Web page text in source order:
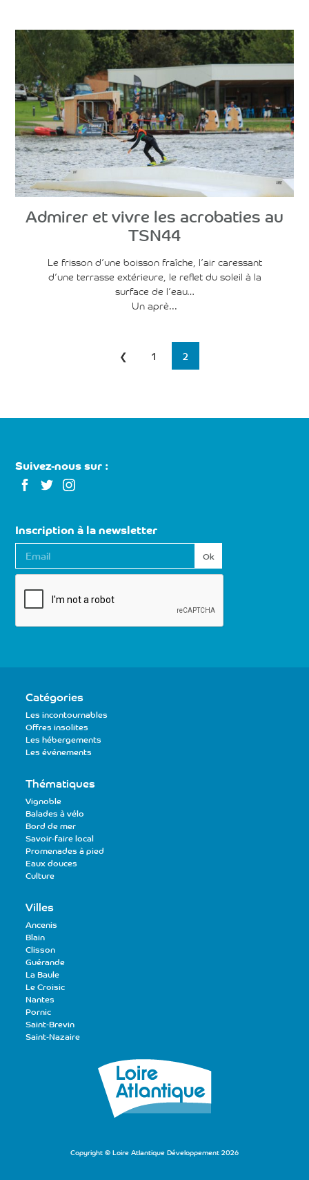
Voir l'article
Admirer et vivre les acrobaties au
TSN44
Le frisson d’une boisson fraîche, l’air caressant
d’une terrasse extérieure, le reflet du soleil à la
surface de l’eau…
Un aprè...
❮ 1 2
Suivez-nous sur :
Inscription à la newsletter
E
m
Catégories
Les incontournables
Offres insolites
Les hébergements
Les événements
Thématiques
Vignoble
Balades à vélo
Bord de mer
Savoir-faire local
Promenades à pied
Eaux douces
Culture
Villes
Ancenis
Blain
Clisson
Guérande
La Baule
Le Croisic
Nantes
Pornic
Saint-Brevin
Saint-Nazaire
Copyright © Loire Atlantique Développement 2026